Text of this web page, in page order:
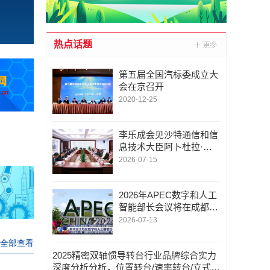
热点话题
第五届全国汽标委成立大
会在京召开
2020-12-25
李乐成会见沙特通信和信
息技术大臣阿卜杜拉·苏
瓦哈
2026-07-15
2026年APEC数字和人工
智能部长会议将在成都举
行
2026-07-13
2025精密双轴惯导转台行业品牌综合实力
深度分析分析，位置转台/速率转台/立式扫